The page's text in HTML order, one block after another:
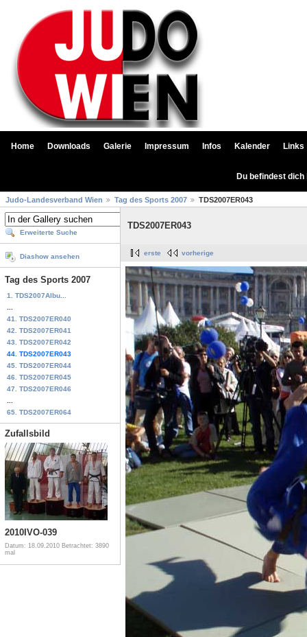
Home Downloads Galerie Impressum Infos Kalender Links
Du befindest
Judo-Landesverband Wien Tag des Sports 2007 TDS2007ER043
Erweiterte Suche
Diashow ansehen
Tag des Sports 2007
1. TDS2007Albu...
41. TDS2007ER040
42. TDS2007ER041
43. TDS2007ER042
44. TDS2007ER043
45. TDS2007ER044
46. TDS2007ER045
47. TDS2007ER046
65. TDS2007ER064
Zufallsbild
2010IVO-039
Datum: 18.09.2010 Betrachtet: 3890
mal
TDS2007ER043
erste vorherige